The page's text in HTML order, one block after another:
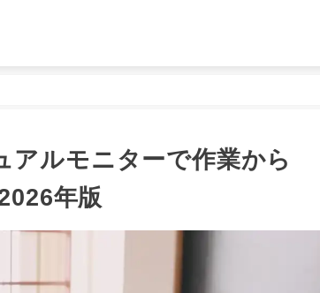
アルモニターで作業から
年版